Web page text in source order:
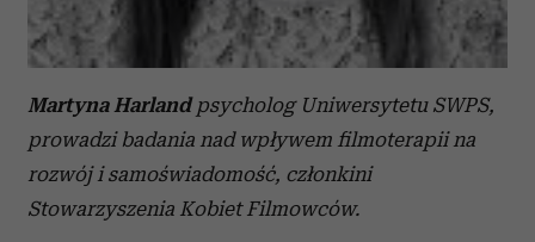
Martyna Harlandpsycholog Uniwersytetu SWPS,
prowadzi badania nad wpływem filmoterapii na
rozwój i samoświadomość, członkini
Stowarzyszenia Kobiet Filmowców.